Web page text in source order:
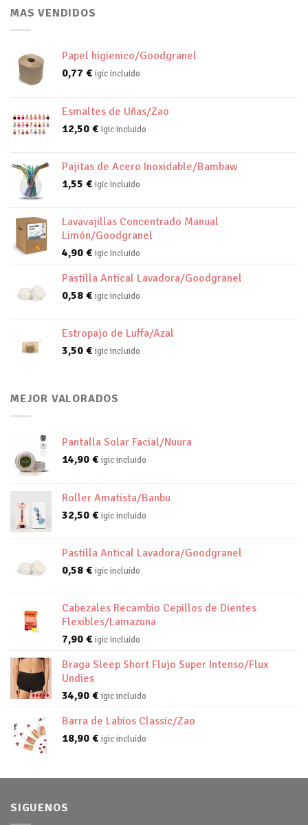
MAS VENDIDOS
Papel higienico/Goodgranel
0,77 € igic incluido
Esmaltes de Uñas/Zao
12,50 € igic incluido
Pajitas de Acero Inoxidable/Bambaw
1,55 € igic incluido
Lavavajillas Concentrado Manual
Limón/Goodgranel
4,90 € igic incluido
Pastilla Antical Lavadora/Goodgranel
0,58 € igic incluido
Estropajo de Luffa/Azal
3,50 € igic incluido
MEJOR VALORADOS
Pantalla Solar Facial/Nuura
14,90 € igic incluido
Roller Amatista/Banbu
32,50 € igic incluido
Pastilla Antical Lavadora/Goodgranel
0,58 € igic incluido
Cabezales Recambio Cepillos de Dientes
Flexibles/Lamazuna
7,90 € igic incluido
Braga Sleep Short Flujo Super Intenso/Flux
Undies
34,90 € igic incluido
Barra de Labios Classic/Zao
18,90 € igic incluido
SIGUENOS